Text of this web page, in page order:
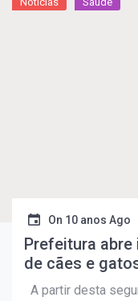
On 10 anos Ago
Prefeitura
de cães e
A partir desta